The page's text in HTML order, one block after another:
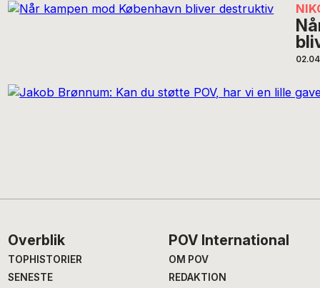
Footer
Overblik
TOPHISTORIER
SENESTE
POV International
OM POV
REDAKTION